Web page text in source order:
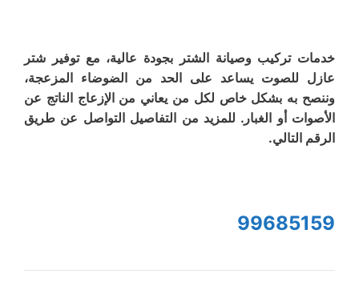
خدمات تركيب وصيانة الشتر بجودة عالية، مع توفير شتر
عازل للصوت يساعد على الحد من الضوضاء المزعجة،
وننصح به بشكل خاص لكل من يعاني من الإزعاج الناتج عن
الأصوات أو الغبار. للمزيد من التفاصيل التواصل عن طريق
الرقم التالي.
99685159